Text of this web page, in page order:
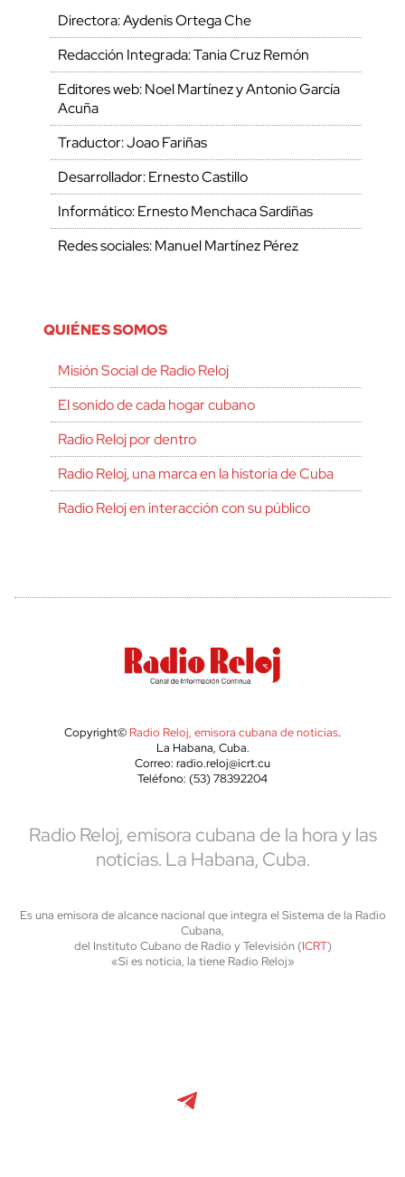
Directora: Aydenis Ortega Che
Redacción Integrada: Tania Cruz Remón
Editores web: Noel Martínez y Antonio García
Acuña
Traductor: Joao Fariñas
Desarrollador: Ernesto Castillo
Informático: Ernesto Menchaca Sardiñas
Redes sociales: Manuel Martínez Pérez
QUIÉNES SOMOS
Misión Social de Radio Reloj
El sonido de cada hogar cubano
Radio Reloj por dentro
Radio Reloj, una marca en la historia de Cuba
Radio Reloj en interacción con su público
Copyright© Radio Reloj, emisora cubana de noticias.
La Habana, Cuba.
Correo: radio.reloj@icrt.cu
Teléfono: (53) 78392204
Radio Reloj, emisora cubana de la hora y las
noticias. La Habana, Cuba.
Es una emisora de alcance nacional que integra el Sistema de la Radio
Cubana,
del Instituto Cubano de Radio y Televisión (ICRT)
«Si es noticia, la tiene Radio Reloj»